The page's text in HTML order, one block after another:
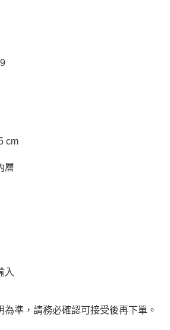
cm
層
入
為準，請務必確認可接受後再下單。